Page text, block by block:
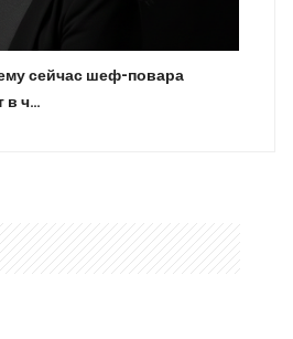
сейчас шеф-повара
в ч…